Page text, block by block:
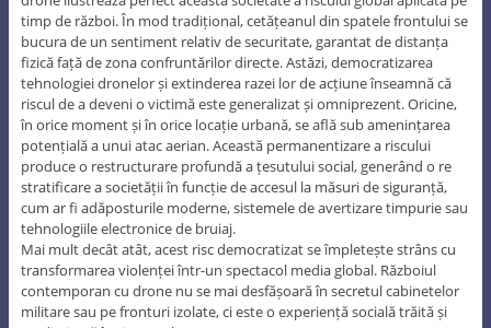
timp de război. În mod tradițional, cetățeanul din spatele frontului se
bucura de un sentiment relativ de securitate, garantat de distanța
fizică față de zona confruntărilor directe. Astăzi, democratizarea
tehnologiei dronelor și extinderea razei lor de acțiune înseamnă că
riscul de a deveni o victimă este generalizat și omniprezent. Oricine,
în orice moment și în orice locație urbană, se află sub amenințarea
potențială a unui atac aerian. Această permanentizare a riscului
produce o restructurare profundă a țesutului social, generând o re
stratificare a societății în funcție de accesul la măsuri de siguranță,
cum ar fi adăposturile moderne, sistemele de avertizare timpurie sau
tehnologiile electronice de bruiaj.
Mai mult decât atât, acest risc democratizat se împletește strâns cu
transformarea violenței într-un spectacol media global. Războiul
contemporan cu drone nu se mai desfășoară în secretul cabinetelor
militare sau pe fronturi izolate, ci este o experiență socială trăită și